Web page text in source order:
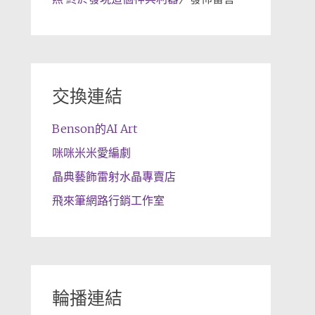
交換連結
Benson的AI Art
咪咪米米愛編劇
晶典藝飾雷射水晶專賣店
飛來筆網路行銷工作室
輪播連結